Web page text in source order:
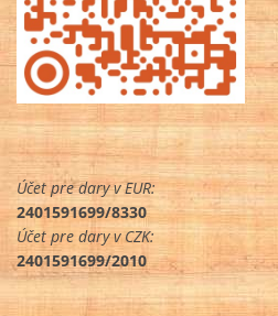
Účet pre dary v EUR:
2401591699/8330
Účet pre dary v CZK:
2401591699/2010